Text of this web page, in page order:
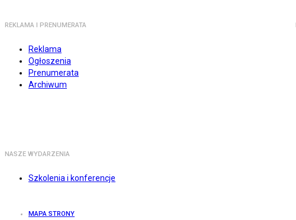
REKLAMA I PRENUMERATA
Reklama
Ogłoszenia
Prenumerata
Archiwum
NASZE WYDARZENIA
Szkolenia i konferencje
MAPA STRONY